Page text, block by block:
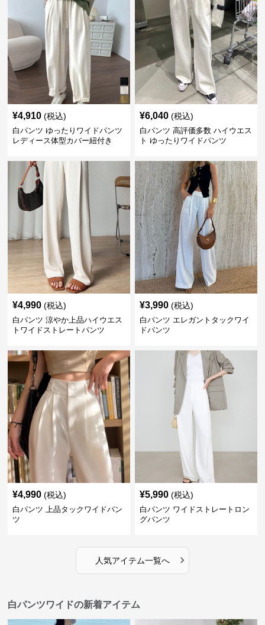
¥4,910 (税込)
白パンツ ゆったりワイドパンツ
レディース体型カバー紐付き
¥6,040 (税込)
白パンツ 高評価多数 ハイウエス
ト ゆったりワイドパンツ
¥4,990 (税込)
白パンツ 涼やか上品ハイウエス
トワイドストレートパンツ
¥3,990 (税込)
白パンツ エレガントタックワイ
ドパンツ
¥4,990 (税込)
白パンツ 上品タックワイドパン
ツ
¥5,990 (税込)
白パンツ ワイドストレートロン
グパンツ
人気アイテム一覧へ ›
白パンツワイドの新着アイテム